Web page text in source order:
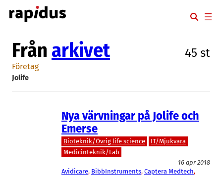
Hoppa
till
Från arkivet 45 st
Företag
Jolife
Nya värvningar på Jolife och
Emerse
Bioteknik/Övrig life science
IT/Mjukvara
Medicinteknik/Lab
16 apr 2018
Avidicare, BibbInstruments, Captera Medtech